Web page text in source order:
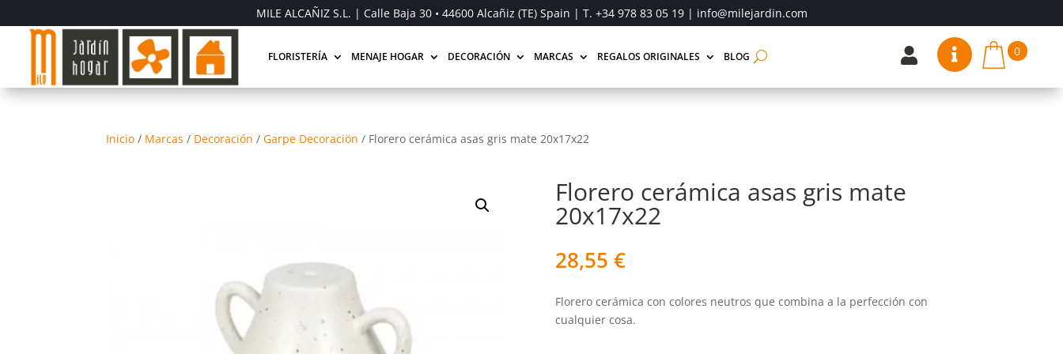
MILE ALCAÑIZ S.L. | Calle Baja 30 • 44600 Alcañiz (TE) Spain | T. +34 978 83 05 19| info@milejardin.com
FLORISTERÍA MENAJE HOGAR DECORACIÓN MARCAS REGALOS ORIGINALES BLOG   0
Inicio / Marcas / Decoración /Garpe Decoraciön / Florero cerámica asas gris mate 20x17x22
Florero cerámica asas gris mate
20x17x22
28,55 €
Florero cerámica con colores neutros que combina a la perfección con
cualquier cosa.